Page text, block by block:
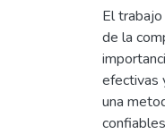
El
de la
efectivas
una